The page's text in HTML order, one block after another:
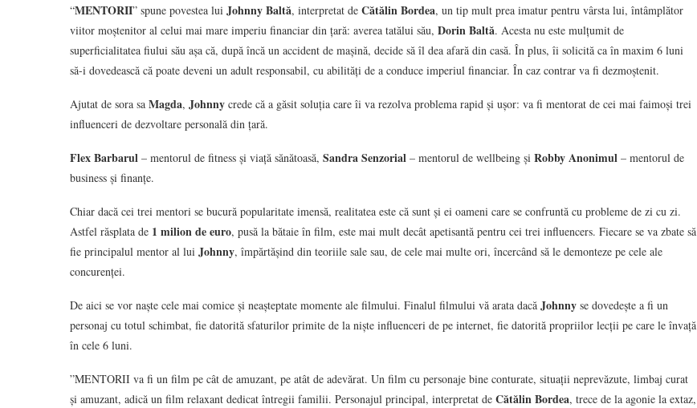
“MENTORII” spune povestea lui Johnny Baltă, interpretat de Cătălin Bordea, un tip mult prea imatur pentru vârsta lui, întâmplător
viitor moștenitor al celui mai mare imperiu financiar din țară: averea tatălui său, Dorin Baltă. Acesta nu este mulțumit de
superficialitatea fiului său așa că, după încă un accident de mașină, decide să îl dea afară din casă. În plus, îi solicită ca în maxim 6 luni
să-i dovedească că poate deveni un adult responsabil, cu abilități de a conduce imperiul financiar. În caz contrar va fi dezmoștenit.
Ajutat de sora sa Magda, Johnny crede că a găsit soluția care îi va rezolva problema rapid și ușor: va fi mentorat de cei mai faimoși trei
influenceri de dezvoltare personală din țară.
Flex Barbarul – mentorul de fitness și viață sănătoasă, Sandra Senzorial – mentorul de wellbeing și Robby Anonimul – mentorul de
business și finanțe.
Chiar dacă cei trei mentori se bucură popularitate imensă, realitatea este că sunt și ei oameni care se confruntă cu probleme de zi cu zi.
Astfel răsplata de 1 milion de euro, pusă la bătaie în film, este mai mult decât apetisantă pentru cei trei influencers. Fiecare se va zbate să
fie principalul mentor al lui Johnny, împărtășind din teoriile sale sau, de cele mai multe ori, încercând să le demonteze pe cele ale
concurenței.
De aici se vor naște cele mai comice și neașteptate momente ale filmului. Finalul filmului vă arata dacă Johnny se dovedește a fi un
personaj cu totul schimbat, fie datorită sfaturilor primite de la niște influenceri de pe internet, fie datorită propriilor lecții pe care le învață
în cele 6 luni.
”MENTORII va fi un film pe cât de amuzant, pe atât de adevărat. Un film cu personaje bine conturate, situații neprevăzute, limbaj curat
și amuzant, adică un film relaxant dedicat întregii familii. Personajul principal, interpretat de Cătălin Bordea, trece de la agonie la extaz,